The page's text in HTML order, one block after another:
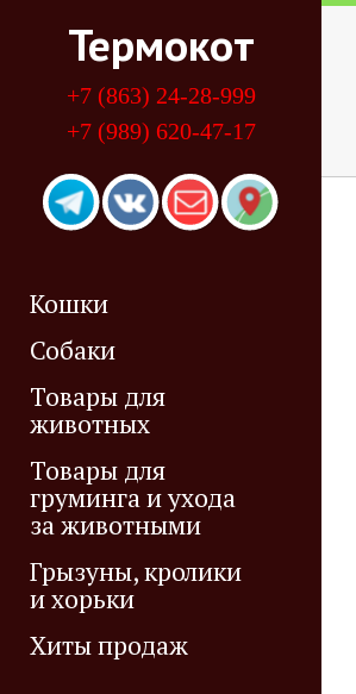
Термокот
+7 (863) 24-28-999
+7 (989) 620-47-17
Кошки
Собаки
Товары для
животных
Товары для
груминга и ухода
за животными
Грызуны, кролики
и хорьки
Хиты продаж